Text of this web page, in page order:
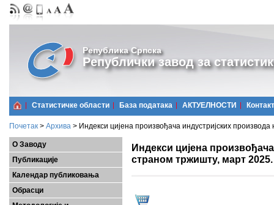
Република Српска
Републички завод за
Статистичке области Базa података АКТУЕЛНОСТИ Контакт
Почетак > Архива > Индекси цијена произвођача индустријских
О Заводу
Публикације
Календар публиковања
Обрасци
Индекси цијена
страном тржишту, март 2025.